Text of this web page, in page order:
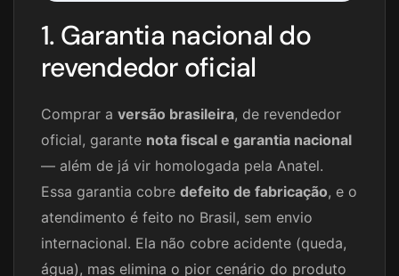
1. Garantia nacional do
revendedor oficial
Comprar a versão brasileira, de revendedor
oficial, garante nota fiscal e garantia nacional
— além de já vir homologada pela Anatel.
Essa garantia cobre defeito de fabricação, e o
atendimento é feito no Brasil, sem envio
internacional. Ela não cobre acidente (queda,
água), mas elimina o pior cenário do produto